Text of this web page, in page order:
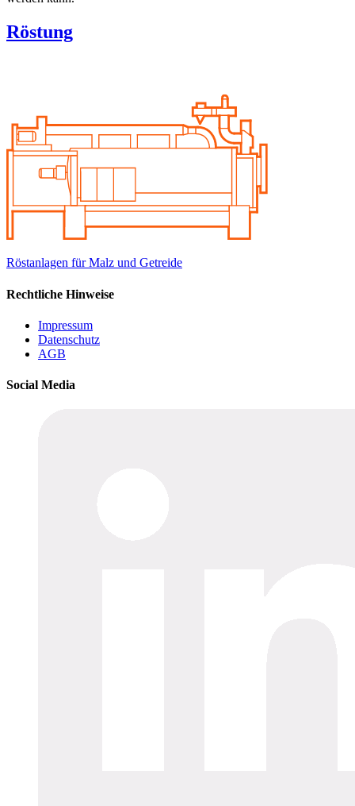
Röstung
Röstanlagen für Malz und Getreide
Rechtliche Hinweise
Impressum
Datenschutz
AGB
Social Media